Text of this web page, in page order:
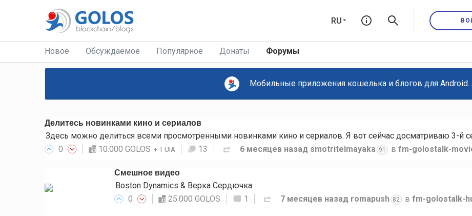
RU
Новое Обсуждаемое Популярное Донаты Форумы
Мобильные приложения кошелька и блогов для Android...
Делитесь новинками кино и сериалов
Здесь можно делиться всеми просмотренными новинками кино и сериалов. Я вот сейчас досматриваю 3-й
0
10.000 GOLOS + 1 UIA 13 6 месяцев назад smotritelmayaka 91 в fm-golostalk-
Смешное видео
Boston Dynamics & Верка Сердючка
0
25.000 GOLOS 1 7 месяцев назад romapush 82 в fm-golostalk-